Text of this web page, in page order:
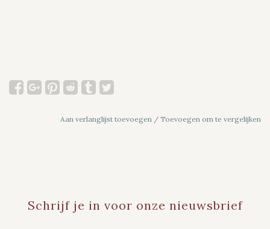
Aan verlanglijst toevoegen / Toevoegen om te vergelijken
Schrijf je in voor onze nieuwsbrief